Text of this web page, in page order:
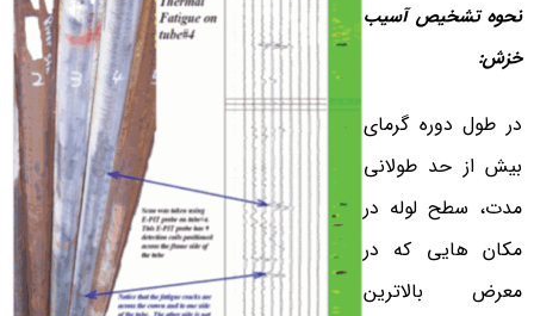
نحوه تشخیص آسیب
خزش:
در طول دوره گرمای
بیش از حد طولانی
مدت، سطح لوله در
مکان هایی که در
معرض بالاترین